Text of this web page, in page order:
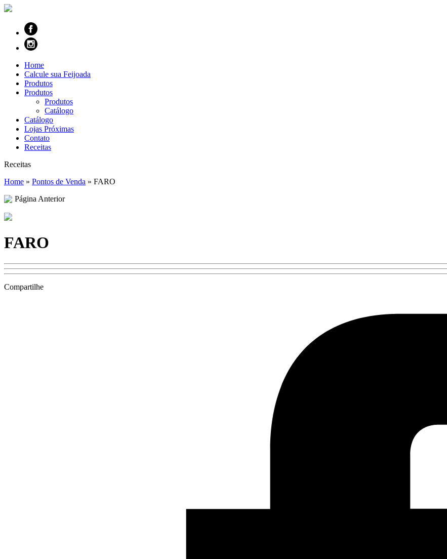
Home
Calcule sua Feijoada
Produtos
Produtos
Produtos
Catálogo
Catálogo
Lojas Próximas
Contato
Receitas
Receitas
Home » Pontos de Venda » FARO
Página Anterior
FARO
Compartilhe